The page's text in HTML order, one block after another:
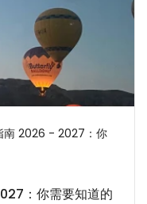
南 2026 - 2027：你
：你需要知道的